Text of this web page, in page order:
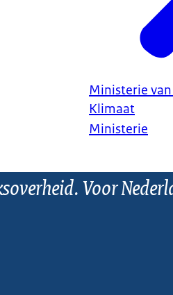
Ministerie
Klimaat
Ministerie
Voor